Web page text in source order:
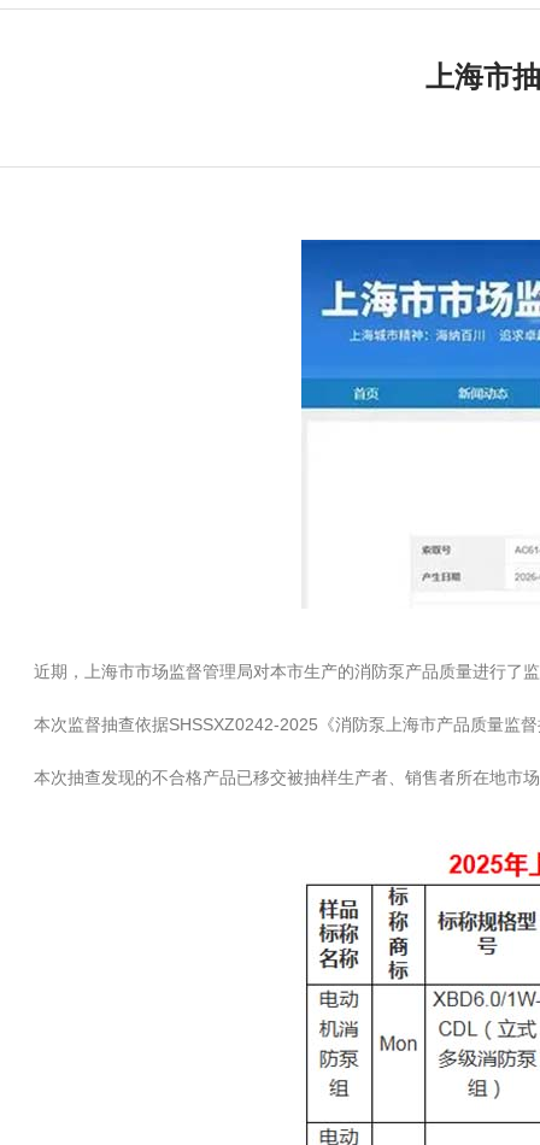
上海市
近期，上海市市场监督管理局对本市生产的消防泵产品质量进行了
本次监督抽查依据SHSSXZ0242-2025《消防泵上海市产品质量监
本次抽查发现的不合格产品已移交被抽样生产者、销售者所在地市